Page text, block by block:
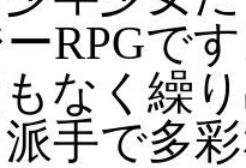
RPGで
なく繰
派手で多